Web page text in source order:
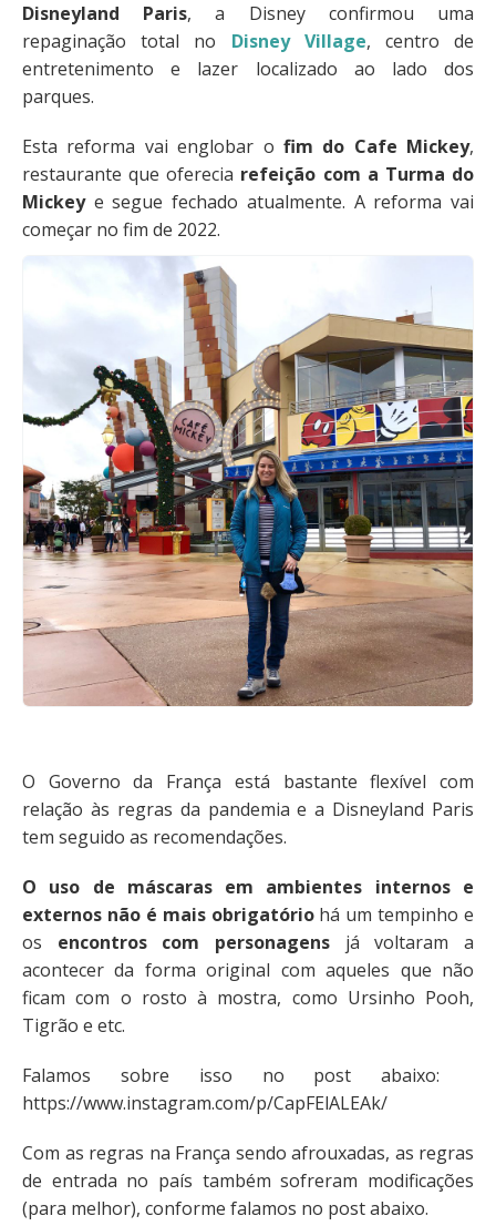
Disneyland Paris, a Disney confirmou uma
repaginação total no Disney Village, centro de
entretenimento e lazer localizado ao lado dos
parques.
Esta reforma vai englobar o fim do Cafe Mickey,
restaurante que oferecia refeição com a Turma do
Mickeye segue fechado atualmente. A reforma vai
começar no fim de 2022.
O Governo da França está bastante flexível com
relação às regras da pandemia e a Disneyland Paris
tem seguido as recomendações.
O uso de máscaras em ambientes internos e
externos não é mais obrigatóriohá um tempinho e
os encontros com personagens já voltaram a
acontecer da forma original com aqueles que não
ficam com o rosto à mostra, como Ursinho Pooh,
Tigrão e etc.
Falamos sobre isso no post abaixo:
https://www.instagram.com/p/CapFElALEAk/
Com as regras na França sendo afrouxadas, as regras
de entrada no país também sofreram modificações
(para melhor), conforme falamos no post abaixo.